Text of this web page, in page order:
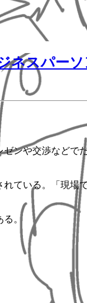
ネスパー
ンや交渉などで
ている。「現
る。